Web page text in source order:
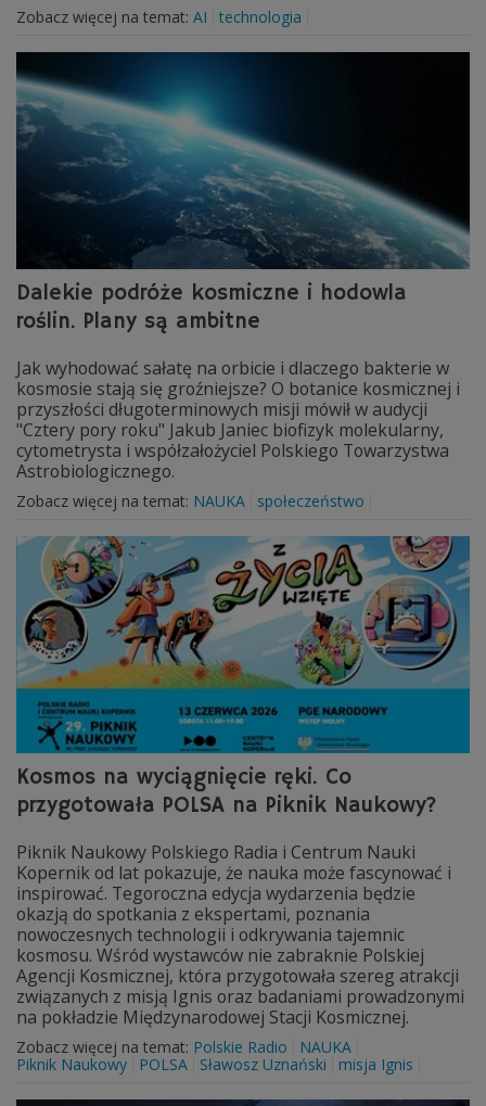
Zobacz więcej na temat: AI technologia
Dalekie podróże kosmiczne i hodowla
roślin. Plany są ambitne
Jak wyhodować sałatę na orbicie i dlaczego bakterie w
kosmosie stają się groźniejsze? O botanice kosmicznej i
przyszłości długoterminowych misji mówił w audycji
"Cztery pory roku" Jakub Janiec biofizyk molekularny,
cytometrysta i współzałożyciel Polskiego Towarzystwa
Astrobiologicznego.
Zobacz więcej na temat: NAUKA społeczeństwo
Kosmos na wyciągnięcie ręki. Co
przygotowała POLSA na Piknik Naukowy?
Piknik Naukowy Polskiego Radia i Centrum Nauki
Kopernik od lat pokazuje, że nauka może fascynować i
inspirować. Tegoroczna edycja wydarzenia będzie
okazją do spotkania z ekspertami, poznania
nowoczesnych technologii i odkrywania tajemnic
kosmosu. Wśród wystawców nie zabraknie Polskiej
Agencji Kosmicznej, która przygotowała szereg atrakcji
związanych z misją Ignis oraz badaniami prowadzonymi
na pokładzie Międzynarodowej Stacji Kosmicznej.
Zobacz więcej na temat: Polskie Radio
NAUKA
Piknik Naukowy
POLSA Sławosz Uznański misja Ignis